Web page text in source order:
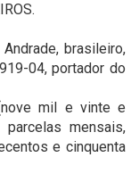
brasileiro,
04, portador do
(nove mil e vinte e
mensais,
e cinquenta